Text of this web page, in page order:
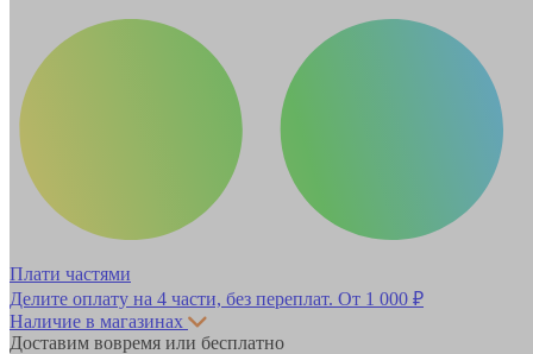
Плати частями
Делите оплату на 4 части, без переплат. От 1 000 ₽
Наличие в магазинах
Доставим вовремя или бесплатно